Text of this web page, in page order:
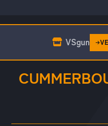
VSgun